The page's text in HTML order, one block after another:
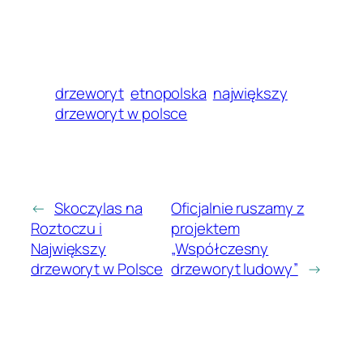
drzeworyt etnopolska największy
drzeworyt w polsce
← Skoczylas na
Roztoczu i
Największy
drzeworyt w Polsce
Oficjalnie ruszamy z
projektem
„Współczesny
drzeworyt ludowy” →